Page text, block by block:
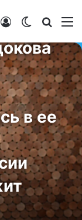
Switch skin
Войти
в ее